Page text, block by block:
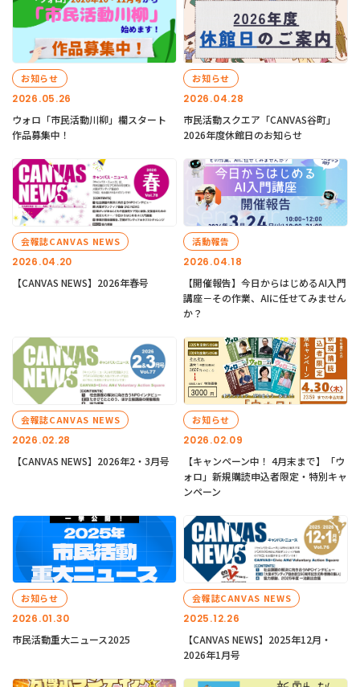
2026.05.26
お知らせ
ウォロ「市民活動川柳」欄スタート
作品募集中！
2026.04.28
お知らせ
市民活動スクエア「CANVAS谷町」
2026年度休館日のお知らせ
2026.04.20
会報誌CANVAS NEWS
【CANVAS NEWS】2026年春号
2026.04.18
活動報告
【開催報告】今日からはじめるAI入門
講座－その作業、AIに任せてみません
か？
2026.02.28
会報誌CANVAS NEWS
【CANVAS NEWS】2026年2・3月号
2026.02.09
お知らせ
【キャンペーン中！ 4月末まで】「ウ
ォロ」新規購読申込者限定・特別キャ
ンペーン
2026.01.30
お知らせ
市民活動重大ニュース2025
2025.12.26
会報誌CANVAS NEWS
【CANVAS NEWS】2025年12月・
2026年1月号